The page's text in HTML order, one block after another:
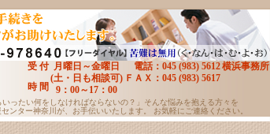
受 付
時 間
月曜日～金曜日 電話：045 (983) 5612横浜事務所
(土・日も相談可) ＦＡＸ：045 (983) 5617
9：00～17：00
いったい何をしなければならないの？」そんな悩みを抱える方々を
ンター神奈川が、お手伝いいたします。 お気軽にご連絡ください。